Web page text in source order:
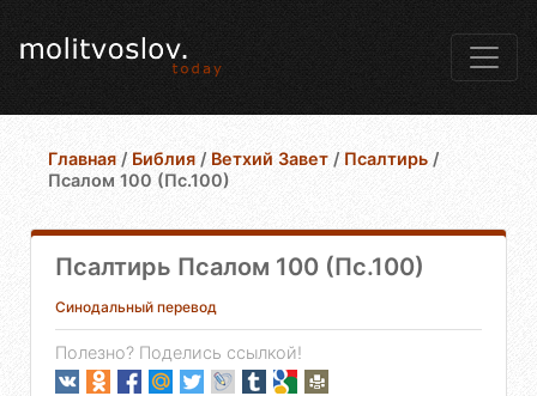
Главная / Библия / Ветхий Завет / Псалтирь /
Псалом 100 (Пс.100)
Псалтирь Псалом 100 (Пс.100)
Синодальный перевод
Полезно? Поделись ссылкой!